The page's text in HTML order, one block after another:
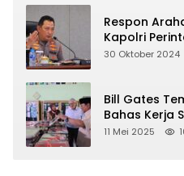
Respon
Kapolri
Tegas Pelaku
30 Oktober 2024
Bill Gates
Bahas Kerja
Program
11 Mei 2025